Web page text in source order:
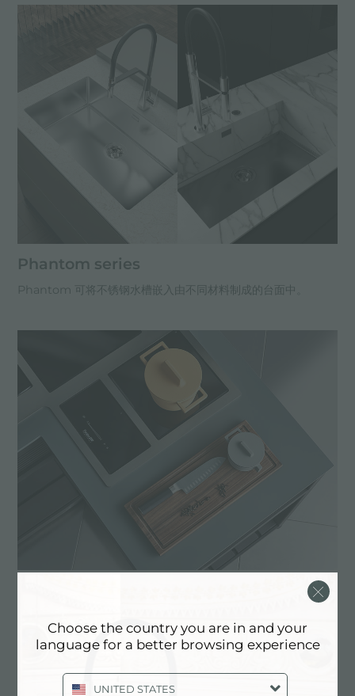
Phantom series
Phantom 可将不锈钢水槽嵌入由不同材料制成的台面中。
Choose the country you are in and your
language for a better browsing experience
UNITED STATES